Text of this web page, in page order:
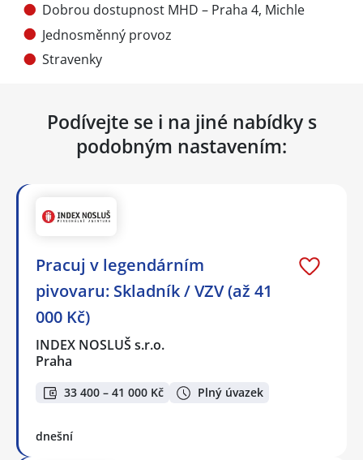
Dobrou dostupnost MHD – Praha 4, Michle
Jednosměnný provoz
Stravenky
Podívejte se i na jiné nabídky s
podobným nastavením:
Pracuj v legendárním
pivovaru: Skladník / VZV (až 41
000 Kč)
INDEX NOSLUŠ s.r.o.
Praha
33 400 – 41 000 Kč Plný úvazek
dnešní